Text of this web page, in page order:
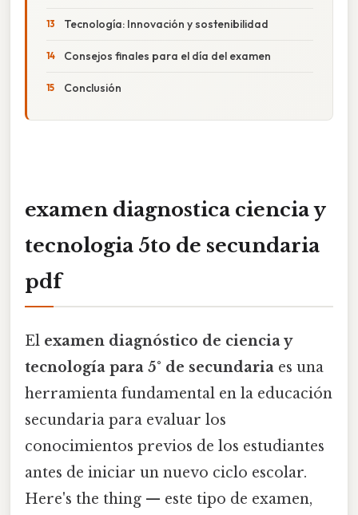
Tecnología: Innovación y sostenibilidad
Consejos finales para el día del examen
Conclusión
examen diagnostica ciencia y
tecnologia 5to de secundaria
pdf
El examen diagnóstico de ciencia y
tecnología para 5° de secundaria es una
herramienta fundamental en la educación
secundaria para evaluar los
conocimientos previos de los estudiantes
antes de iniciar un nuevo ciclo escolar.
Here's the thing — este tipo de examen,